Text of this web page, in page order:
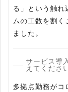
る」という触れ
ムの工数を割
ました。
サービス導
えてくださ
多拠点勤務がコ